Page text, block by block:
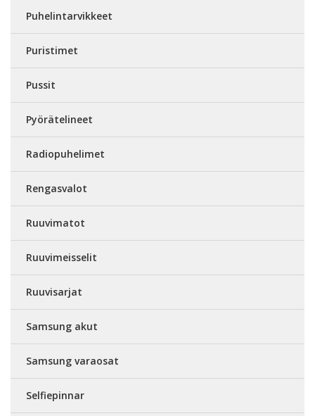
Puhelintarvikkeet
Puristimet
Pussit
Pyörätelineet
Radiopuhelimet
Rengasvalot
Ruuvimatot
Ruuvimeisselit
Ruuvisarjat
Samsung akut
Samsung varaosat
Selfiepinnar